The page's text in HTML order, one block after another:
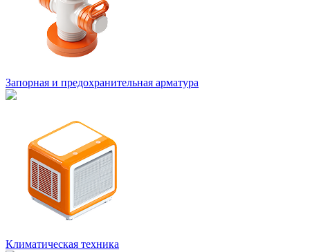
Запорная и предохранительная арматура
Климатическая техника